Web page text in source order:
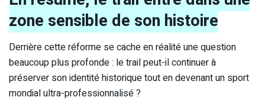
zone sensible de son histoire
Derrière cette réforme se cache en réalité une question
beaucoup plus profonde : le trail peut-il continuer à
préserver son identité historique tout en devenant un sport
mondial ultra-professionnalisé ?